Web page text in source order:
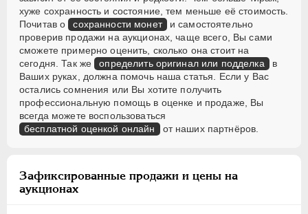
хуже сохранность и состояние, тем меньше её стоимость.
Почитав о сохранности монет и самостоятельно
проверив продажи на аукционах, чаще всего, Вы сами
сможете примерно оценить, сколько она стоит на
сегодня. Так же определить оригинал или подделка в
Ваших руках, должна помочь наша статья. Если у Вас
остались сомнения или Вы хотите получить
профессиональную помощь в оценке и продаже, Вы
всегда можете воспользоваться
бесплатной оценкой онлайн от наших партнёров.
Зафиксированные продажи и цены на
аукционах